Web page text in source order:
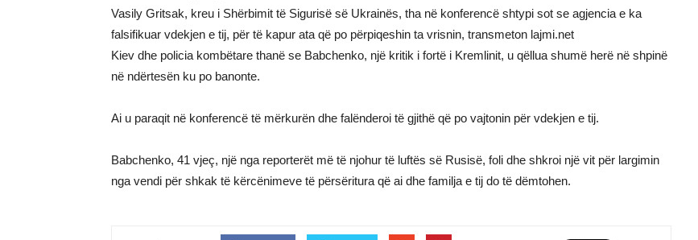
Vasily Gritsak, kreu i Shërbimit të Sigurisë së Ukrainës, tha në konferencë shtypi sot se agjencia e ka
falsifikuar vdekjen e tij, për të kapur ata që po përpiqeshin ta vrisnin, transmeton lajmi.net
Kiev dhe policia kombëtare thanë se Babchenko, një kritik i fortë i Kremlinit, u qëllua shumë herë në shpinë
në ndërtesën ku po banonte.
Ai u paraqit në konferencë të mërkurën dhe falënderoi të gjithë që po vajtonin për vdekjen e tij.
Babchenko, 41 vjeç, një nga reporterët më të njohur të luftës së Rusisë, foli dhe shkroi një vit për largimin
nga vendi për shkak të kërcënimeve të përsëritura që ai dhe familja e tij do të dëmtohen.